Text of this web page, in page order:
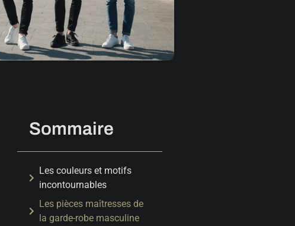
Sommaire
Les couleurs et motifs
incontournables
Les pièces maîtresses de
la garde-robe masculine